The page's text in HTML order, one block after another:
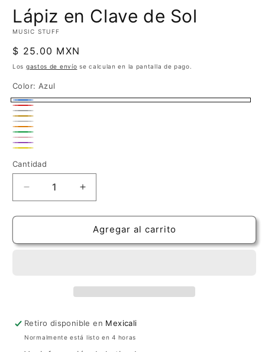
Lápiz en Clave de Sol
MUSIC STUFF
Precio
habitual
$ 25.00 MXN
Los gastos de envío se calculan en la pantalla de pago.
Color: Azul
Azul
Rojo
Negro
Variante
agotada
o
no
disponible
Dorado
Plateado
Naranja
Verde
Rosa
Púrpura
Cantidad
Cantidad
Reducir
cantidad
para
en
Aumentar
cantidad
para
Lápiz
en
Agregar al carrito
Retiro disponible en Mexicali
Normalmente está listo en 4 horas